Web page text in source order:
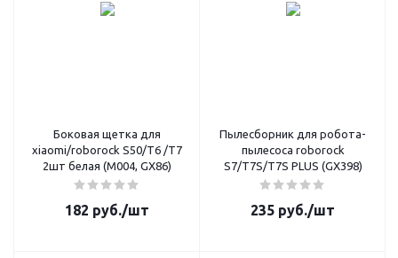
Боковая щетка для
xiaomi/roborock S50/T6 /T7
2шт белая (M004, GX86)
182 руб./шт
Пылесборник для робота-
пылесоса roborock
S7/T7S/T7S PLUS (GX398)
235 руб./шт